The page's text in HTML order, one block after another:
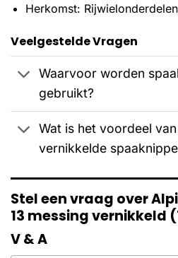
Herkomst:
Veelgestelde Vragen
Waarvoor worden
gebruikt?
Wat is het voordeel
vernikkelde
Stel een vraag over
13 messing vernikkeld
V & A